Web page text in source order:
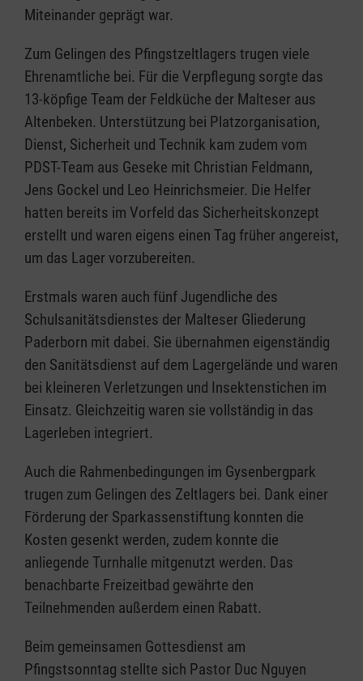
Miteinander geprägt war.
Zum Gelingen des Pfingstzeltlagers trugen viele
Ehrenamtliche bei. Für die Verpflegung sorgte das
13-köpfige Team der Feldküche der Malteser aus
Altenbeken. Unterstützung bei Platzorganisation,
Dienst, Sicherheit und Technik kam zudem vom
PDST-Team aus Geseke mit Christian Feldmann,
Jens Gockel und Leo Heinrichsmeier. Die Helfer
hatten bereits im Vorfeld das Sicherheitskonzept
erstellt und waren eigens einen Tag früher angereist,
um das Lager vorzubereiten.
Erstmals waren auch fünf Jugendliche des
Schulsanitätsdienstes der Malteser Gliederung
Paderborn mit dabei. Sie übernahmen eigenständig
den Sanitätsdienst auf dem Lagergelände und waren
bei kleineren Verletzungen und Insektenstichen im
Einsatz. Gleichzeitig waren sie vollständig in das
Lagerleben integriert.
Auch die Rahmenbedingungen im Gysenbergpark
trugen zum Gelingen des Zeltlagers bei. Dank einer
Förderung der Sparkassenstiftung konnten die
Kosten gesenkt werden, zudem konnte die
anliegende Turnhalle mitgenutzt werden. Das
benachbarte Freizeitbad gewährte den
Teilnehmenden außerdem einen Rabatt.
Beim gemeinsamen Gottesdienst am
Pfingstsonntag stellte sich Pastor Duc Nguyen